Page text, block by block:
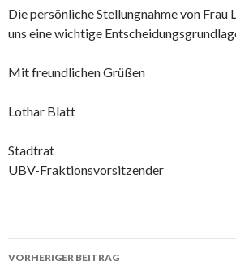
Die persönliche Stellungnahme von Frau
uns eine wichtige
Mit freundlichen Grüßen
Lothar Blatt
Stadtrat
UBV-Fraktionsvorsitzender
Beitrags-
VORHERIGER BEITRAG